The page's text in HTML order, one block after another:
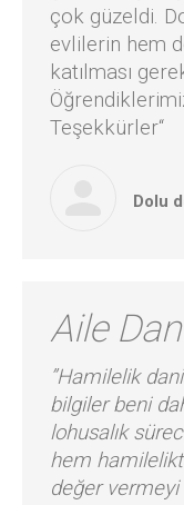
çok güzeldi.
evlilerin hem
katılması
Teşekkürler“
Dolu
Aile
”Hamilelik
bilgiler beni
lohusalık
hem
değer